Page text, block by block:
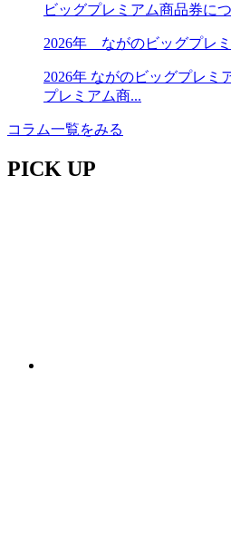
ビッグプレミアム商品券に
2026年 ながのビッグプレ
2026年 ながのビッグプレ
プレミアム商...
コラム一覧をみる
PICK UP